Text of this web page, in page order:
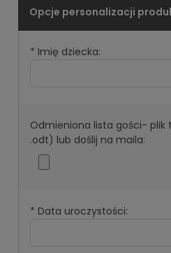
* Imię dziecka:
Odmieniona lista gości- plik
.odt) lub doślij na maila:
* Data uroczystości: